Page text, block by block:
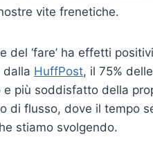
vite frenetiche.
del ‘fare’ ha effetti
dalla HuffPost, il 75%
più soddisfatto della
di flusso, dove il tempo
stiamo svolgendo.